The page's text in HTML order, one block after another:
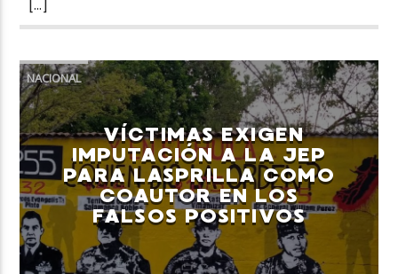
[…]
NACIONAL
VÍCTIMAS EXIGEN
IMPUTACIÓN A LA JEP
PARA LASPRILLA COMO
COAUTOR EN LOS
FALSOS POSITIVOS